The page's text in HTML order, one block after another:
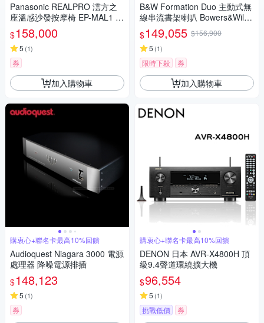
Panasonic REALPRO 澐方之
座溫感沙發按摩椅 EP-MAL1 (1
82種大師級按摩手法/5D AI按
摩技術)
$158,000
5 (1)
券
加入購物車
購衷心+聯名卡最高10%回饋
Audioquest Niagara 3000 電源
處理器 降噪電源排插
$148,123
5 (1)
券
B&W Formation Duo 主動式無
線串流書架喇叭 Bowers&Wilki
ns（皇佳公司貨）
$149,055 $156,900
5 (1)
限時下殺 券
加入購物車
購衷心+聯名卡最高10%回饋
DENON 日本 AVR-X4800H 頂
級9.4聲道環繞擴大機
$96,554
5 (1)
挑戰低價 券